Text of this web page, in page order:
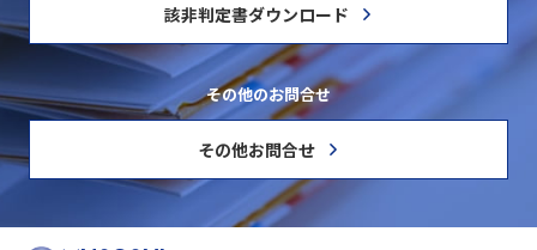
該非判定書ダウンロード
その他のお問合せ
その他お問合せ